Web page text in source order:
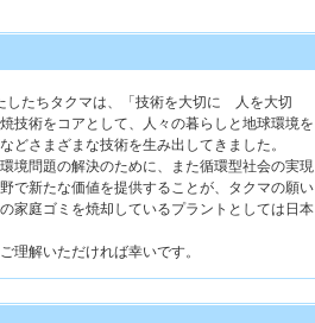
たちタクマは、「技術を大切に 人を大切
術をコアとして、人々の暮らしと地球環境を
どさまざまな技術を生み出してきました。
境問題の解決のために、また循環型社会の実現
で新たな価値を提供することが、タクマの願い
家庭ゴミを焼却しているプラントとしては日本
理解いただければ幸いです。